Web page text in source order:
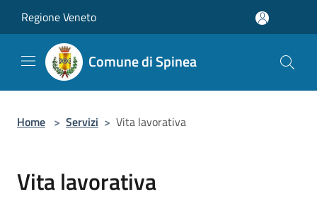
Regione Veneto
Comune di Spinea
Home > Servizi > Vita lavorativa
Vita lavorativa